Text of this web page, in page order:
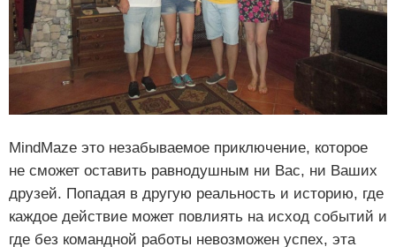
MindMaze это незабываемое приключение, которое
не сможет оставить равнодушным ни Вас, ни Ваших
друзей. Попадая в другую реальность и историю, где
каждое действие может повлиять на исход событий и
где без командной работы невозможен успех, эта